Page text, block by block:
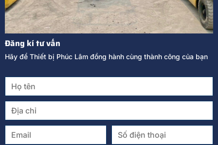
Đăng kí tư vấn
Hãy để Thiết bị Phúc Lâm đồng hành cùng thành công của bạn